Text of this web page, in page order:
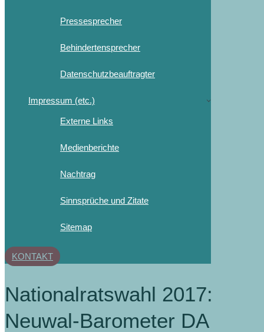
Pressesprecher
Behindertensprecher
Datenschutzbeauftragter
Impressum (etc.)
Externe Links
Medienberichte
Nachtrag
Sinnsprüche und Zitate
Sitemap
KONTAKT
Nationalratswahl 2017:
Neuwal-Barometer DA